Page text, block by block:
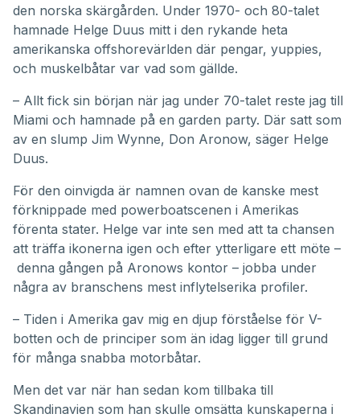
minutes,
den norska skärgården. Under 1970- och 80-talet
hamnade Helge Duus mitt i den rykande heta
amerikanska offshorevärlden där pengar, yuppies,
och muskelbåtar var vad som gällde.
– Allt fick sin början när jag under 70-talet reste jag till
Miami och hamnade på en garden party. Där satt som
av en slump Jim Wynne, Don Aronow, säger Helge
Duus.
För den oinvigda är namnen ovan de kanske mest
förknippade med powerboatscenen i Amerikas
förenta stater. Helge var inte sen med att ta chansen
att träffa ikonerna igen och efter ytterligare ett möte –
denna gången på Aronows kontor – jobba under
några av branschens mest inflytelserika profiler.
– Tiden i Amerika gav mig en djup förståelse för V-
botten och de principer som än idag ligger till grund
för många snabba motorbåtar.
Men det var när han sedan kom tillbaka till
Skandinavien som han skulle omsätta kunskaperna i